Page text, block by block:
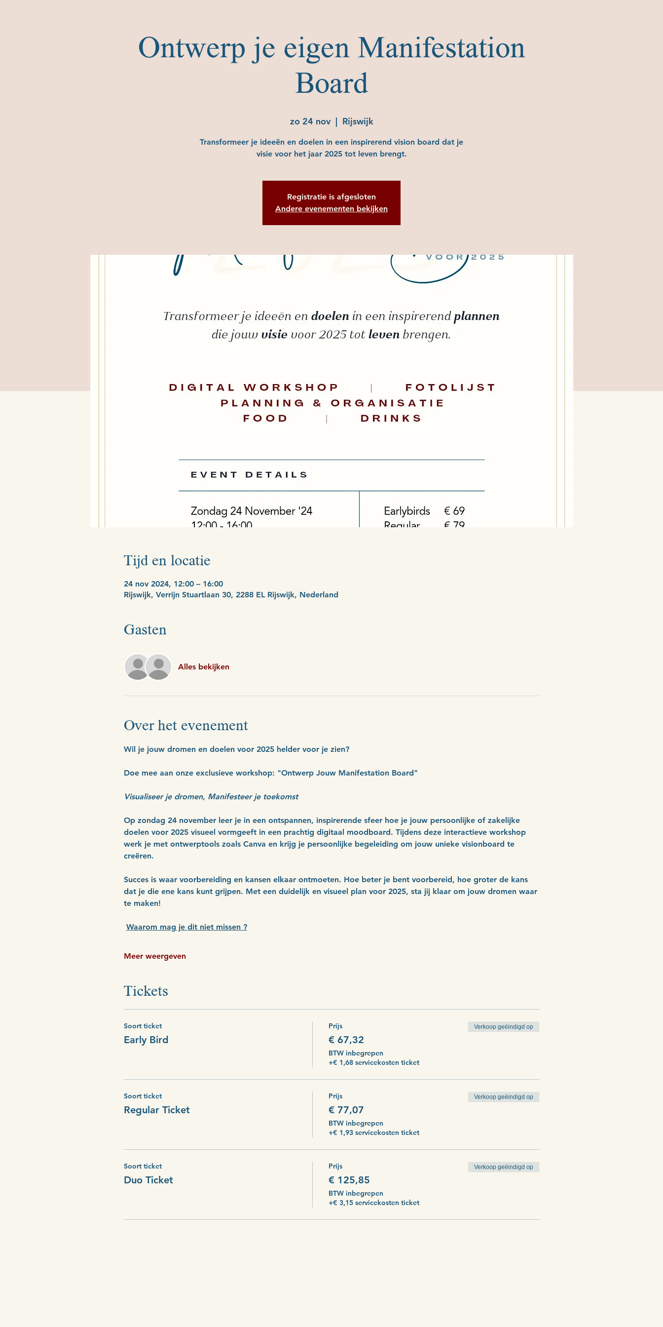
Ontwerp je eigen Manifestation
Board
zo 24 nov
  |
Rijswijk
Transformeer je ideeën en doelen in een inspirerend vision board dat je
visie voor het jaar 2025 tot leven brengt.
Registratie is afgesloten
Andere evenementen bekijken
Tijd en locatie
24 nov 2024, 12:00 – 16:00
Rijswijk, Verrijn Stuartlaan 30, 2288 EL Rijswijk, Nederland
Gasten
Alles bekijken
Over het evenement
Wil je jouw dromen en doelen voor 2025 helder voor je zien?
Doe mee aan onze exclusieve workshop: "Ontwerp Jouw Manifestation Board"
Visualiseer je dromen, Manifesteer je toekomst
Op zondag 24 november leer je in een ontspannen, inspirerende sfeer hoe je jouw persoonlijke of zakelijke
doelen voor 2025 visueel vormgeeft in een prachtig digitaal moodboard. Tijdens deze interactieve workshop
werk je met ontwerptools zoals Canva en krijg je persoonlijke begeleiding om jouw unieke visionboard te
creëren.
Succes is waar voorbereiding en kansen elkaar ontmoeten. Hoe beter je bent voorbereid, hoe groter de kans
dat je die ene kans kunt grijpen. Met een duidelijk en visueel plan voor 2025, sta jij klaar om jouw dromen waar
te maken!
Waarom mag je dit niet missen ?
Meer weergeven
Tickets
Soort ticket
Early Bird
Prijs
€ 67,32
BTW inbegrepen
+€ 1,68 servicekosten ticket
Verkoop geëindigd op
Soort ticket
Regular Ticket
Prijs
€ 77,07
BTW inbegrepen
+€ 1,93 servicekosten ticket
Verkoop geëindigd op
Soort ticket
Duo Ticket
Prijs
€ 125,85
BTW inbegrepen
+€ 3,15 servicekosten ticket
Verkoop geëindigd op